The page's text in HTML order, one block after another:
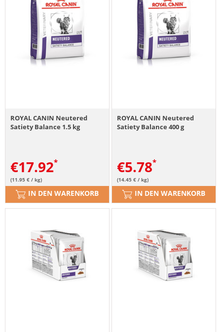
ROYAL CANIN Neutered
Satiety Balance 1.5 kg
€17.92
(11.95 € / kg)
IN DEN WARENKORB
ROYAL CANIN Neutered
Satiety Balance 400 g
€5.78
(14.45 € / kg)
IN DEN WARENKORB